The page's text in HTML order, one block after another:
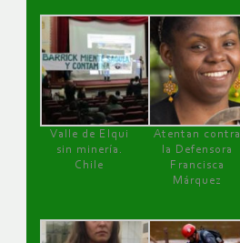
Valle de Elqui
sin minería.
Chile
Atentan contra
la Defensora
Francisca
Márquez